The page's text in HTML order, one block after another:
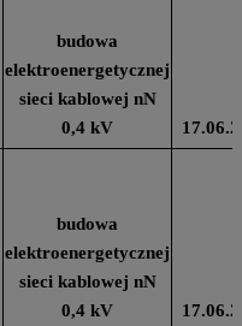
budowa
elektroenergetycznej
sieci kablowej nN
0,4 kV
budowa
elektroenergetycznej
sieci kablowej nN
0,4 kV